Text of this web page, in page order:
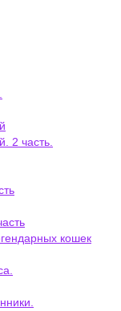
2 часть.
кошек